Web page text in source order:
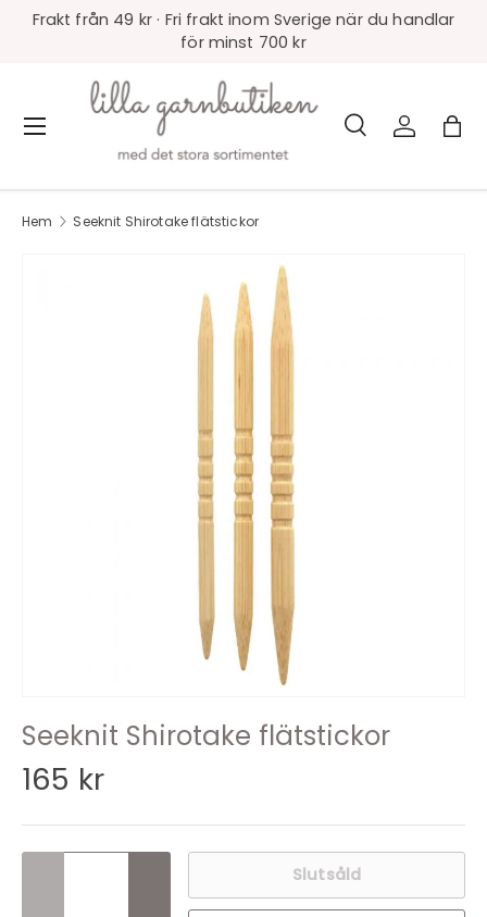
Frakt från 49 kr · Fri frakt inom Sverige när du handlar
för minst 700 kr
Sök
Produkttyp
Sök Logga in
Meny
Hem Seeknit Shirotake flätstickor
Seeknit Shirotake flätstickor
165 kr
Slutsåld